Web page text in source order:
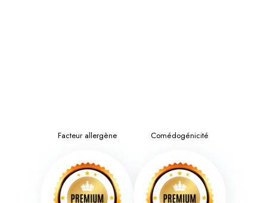
Facteur allergène Comédogénicité